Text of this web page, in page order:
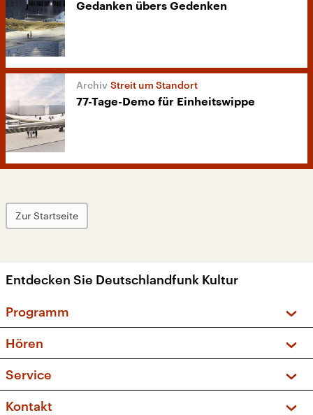
Gedanken übers Gedenken
Streit um Standort
77-Tage-Demo für Einheitswippe
Zur Startseite
Entdecken Sie Deutschlandfunk Kultur
Programm
Sendungen und Podcasts
Musikliste
Kakadu – Das Kinderprogramm
Hören
Frequenzen (UKW + DAB+)
Service
FAQ
Kontakt